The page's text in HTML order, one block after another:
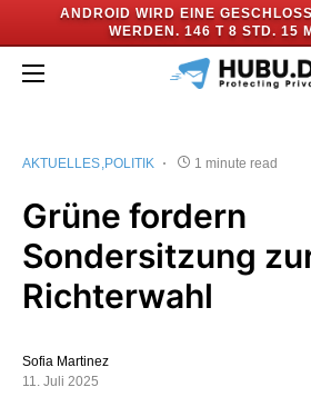
ANDROID WIRD EINE
WERDEN. 146 T 8 STD. 15
AKTUELLES POLITIK 1 minute read
Grüne fordern
Sondersitzung
Richterwahl
Sofia Martinez
11. Juli 2025